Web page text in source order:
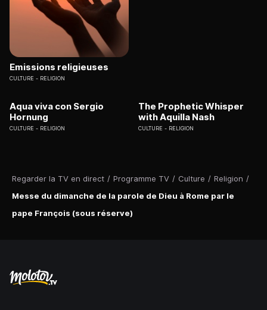
Regarder la TV en direct / Programme TV / Culture / Religion /
Messe du dimanche de la parole de Dieu à Rome par le
pape François (sous réserve)
Emissions religieuses
CULTURE RELIGION
Aqua viva con Sergio
Hornung
CULTURE RELIGION
The Prophetic Whisper
with Aquilla Nash
CULTURE RELIGION